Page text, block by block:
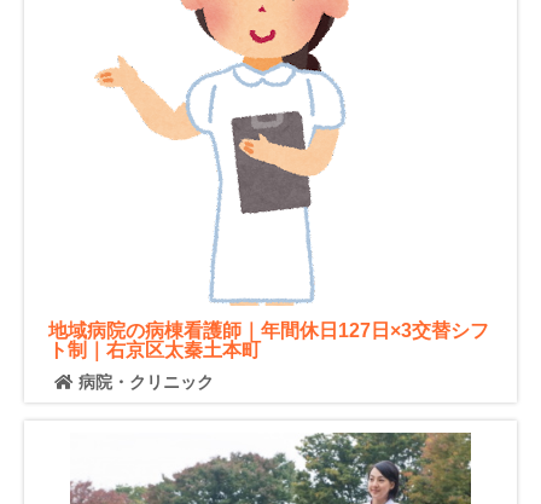
地域病院の病棟看護師｜年間休日127日×3交替シフ
ト制｜右京区太秦土本町
病院・クリニック